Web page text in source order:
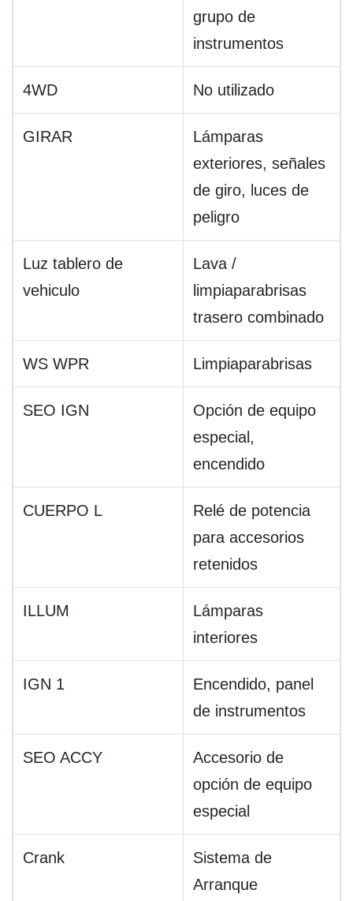
grupo de
instrumentos
4WD No utilizado
GIRAR
Lámparas
exteriores, señales
de giro, luces de
peligro
Luz tablero de
vehiculo
Lava /
limpiaparabrisas
trasero combinado
WS WPR Limpiaparabrisas
SEO IGN
Opción de equipo
especial,
encendido
CUERPO L
Relé de potencia
para accesorios
retenidos
ILLUM
Lámparas
interiores
IGN 1
Encendido, panel
de instrumentos
SEO ACCY
Accesorio de
opción de equipo
especial
Crank
Sistema de
Arranque